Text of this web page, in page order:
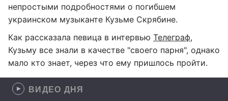
непростыми подробностями о погибшем
украинском музыканте Кузьме Скрябине.
Как рассказала певица в интервью Телеграф,
Кузьму все знали в качестве "своего парня", однако
мало кто знает, через что ему пришлось пройти.
ВИДЕО ДНЯ